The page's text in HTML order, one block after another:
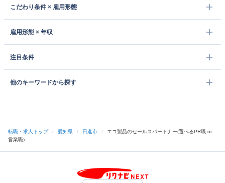
こだわり条件 × 雇用形態
雇用形態 × 年収
注目条件
他のキーワードから探す
転職・求人トップ / 愛知県 / 日進市 /
エコ製品のセールスパートナー(選べるPR職 or
営業職)